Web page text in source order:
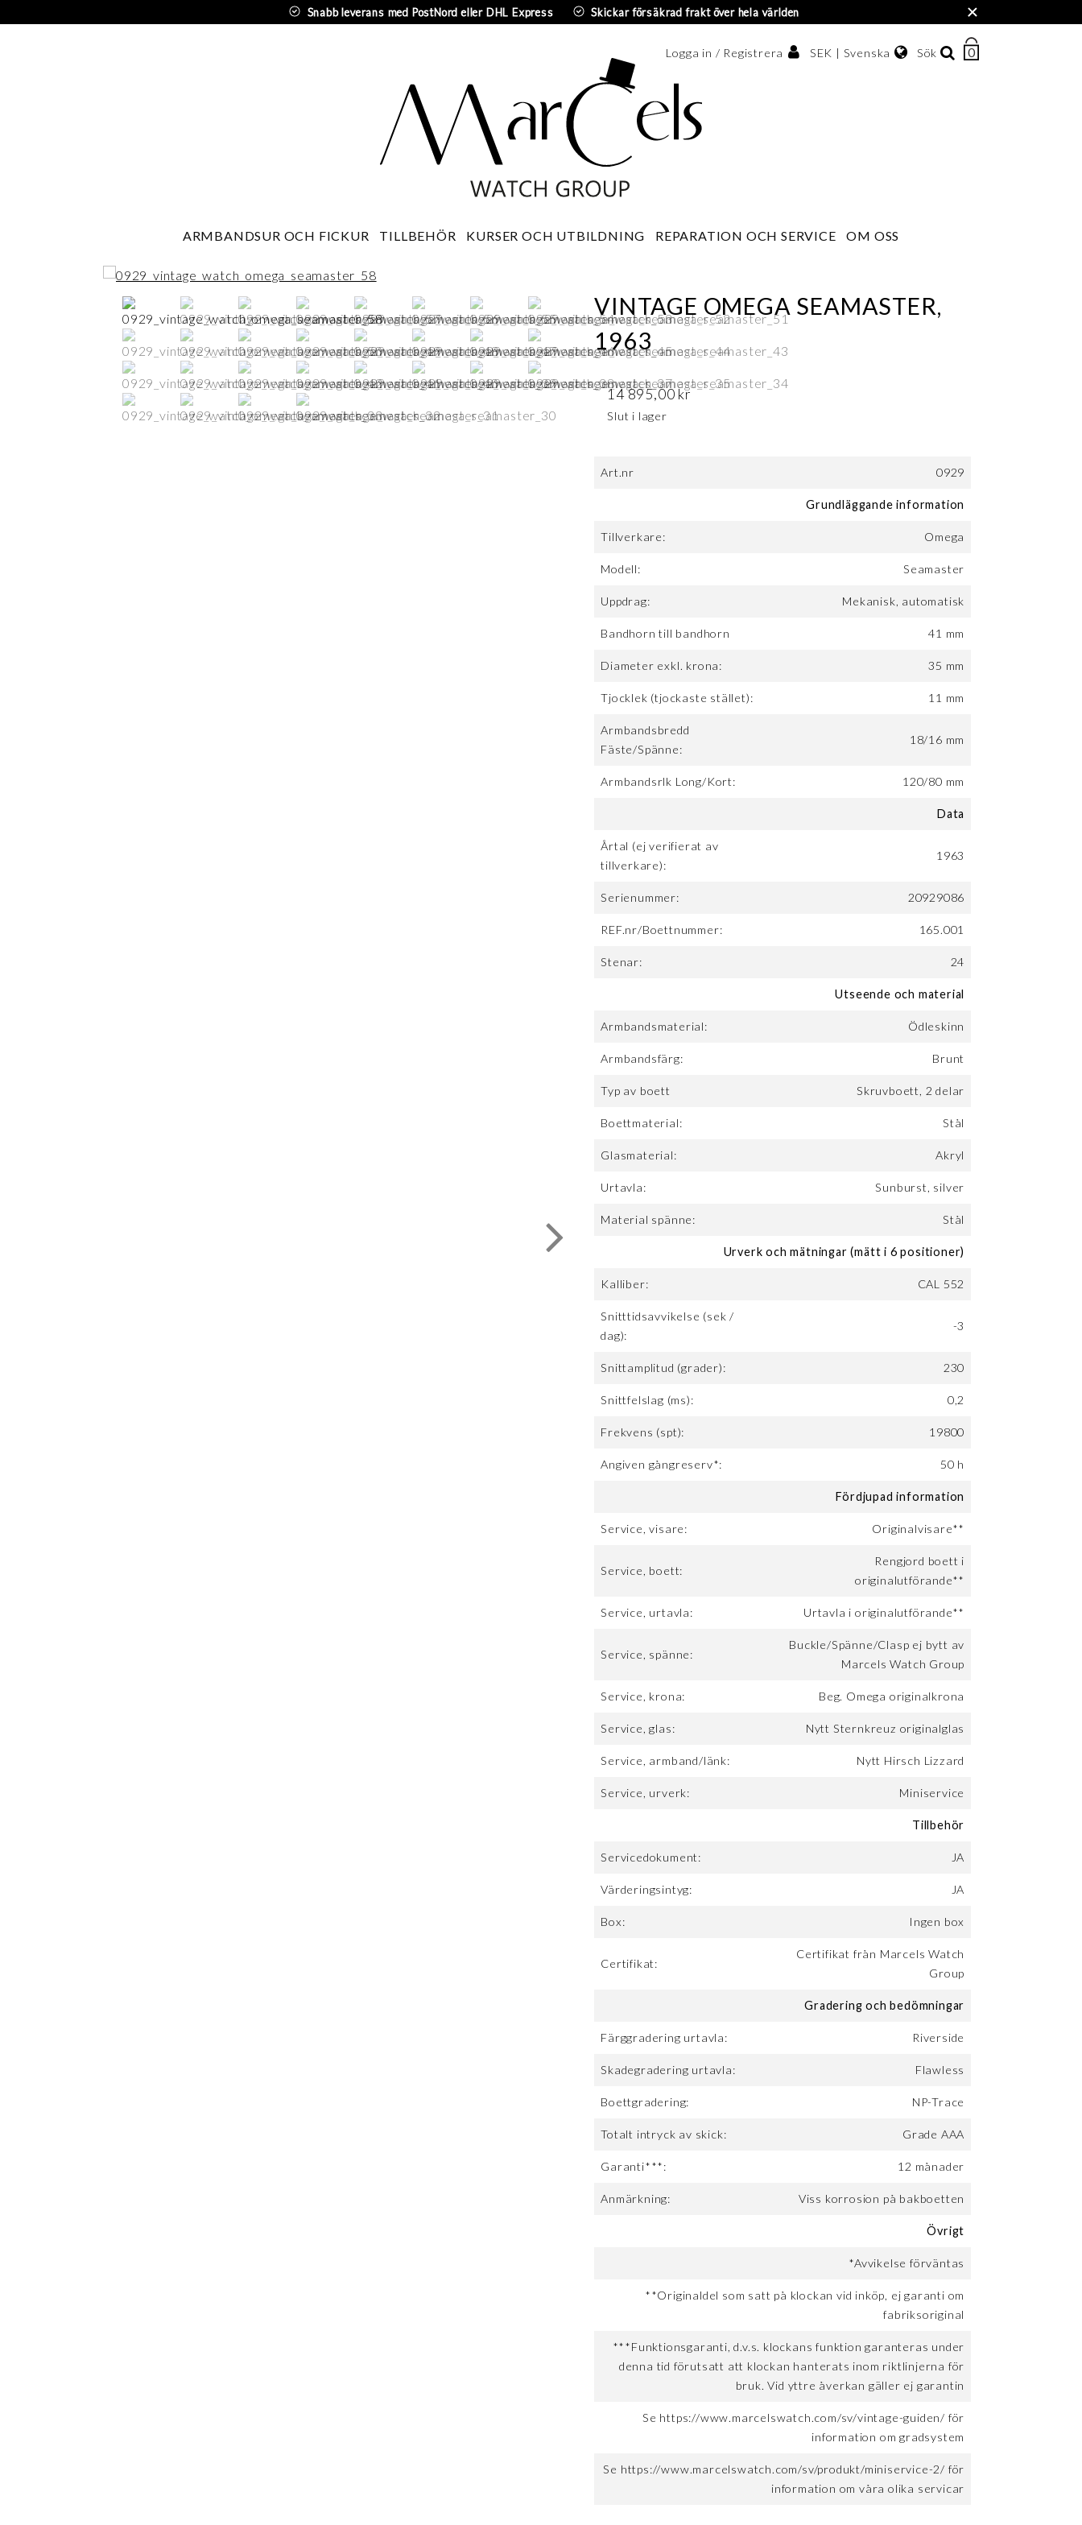
Snabb leverans med PostNord eller DHL Express Skickar försäkrad frakt över hela världen ×
ARMBANDSUR OCH FICKUR TILLBEHÖR KURSER OCH UTBILDNING REPARATION OCH SERVICE OM OSS
Logga in / Registrera SEK | Svenska Sök
ANTAL
0
VINTAGE OMEGA SEAMASTER,
1963
14 895,00 kr
Slut i lager
Art.nr 0929
Grundläggande information
Tillverkare: Omega
Modell: Seamaster
Uppdrag: Mekanisk, automatisk
Bandhorn till bandhorn 41 mm
Diameter exkl. krona: 35 mm
Tjocklek (tjockaste stället): 11 mm
Armbandsbredd
Fäste/Spänne:
18/16 mm
Armbandsrlk Long/Kort: 120/80 mm
Data
Årtal (ej verifierat av
tillverkare):
1963
Serienummer: 20929086
REF.nr/Boettnummer: 165.001
Stenar: 24
Utseende och material
Armbandsmaterial: Ödleskinn
Armbandsfärg: Brunt
Typ av boett Skruvboett, 2 delar
Boettmaterial: Stål
Glasmaterial: Akryl
Urtavla: Sunburst, silver
Material spänne: Stål
Urverk och mätningar (mätt i 6 positioner)
Kalliber: CAL 552
Snitttidsavvikelse (sek /
dag):
-3
Snittamplitud (grader): 230
Snittfelslag (ms): 0,2
Frekvens (spt): 19800
Angiven gångreserv*: 50 h
Fördjupad information
Service, visare: Originalvisare**
Service, boett:
Rengjord boett i
originalutförande**
Service, urtavla: Urtavla i originalutförande**
Service, spänne:
Buckle/Spänne/Clasp ej bytt av
Marcels Watch Group
Service, krona: Beg. Omega originalkrona
Service, glas: Nytt Sternkreuz originalglas
Service, armband/länk: Nytt Hirsch Lizzard
Service, urverk: Miniservice
Tillbehör
Servicedokument: JA
Värderingsintyg: JA
Box: Ingen box
Certifikat:
Certifikat från Marcels Watch
Group
Gradering och bedömningar
Färggradering urtavla: Riverside
Skadegradering urtavla: Flawless
Boettgradering: NP-Trace
Totalt intryck av skick: Grade AAA
Garanti***: 12 månader
Anmärkning: Viss korrosion på bakboetten
Övrigt
*Avvikelse förväntas
**Originaldel som satt på klockan vid inköp, ej garanti om
fabriksoriginal
***Funktionsgaranti, d.v.s. klockans funktion garanteras under
denna tid förutsatt att klockan hanterats inom riktlinjerna för
bruk. Vid yttre åverkan gäller ej garantin
Se https://www.marcelswatch.com/sv/vintage-guiden/ för
information om gradsystem
Se https://www.marcelswatch.com/sv/produkt/miniservice-2/ för
information om våra olika servicar